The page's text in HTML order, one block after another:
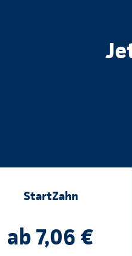
StartZahn
ab 7,06 €